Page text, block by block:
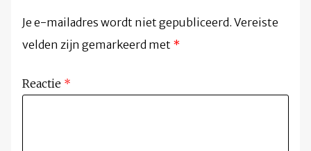
Je e-mailadres wordt niet gepubliceerd. Vereiste
velden zijn gemarkeerd met *
Reactie *